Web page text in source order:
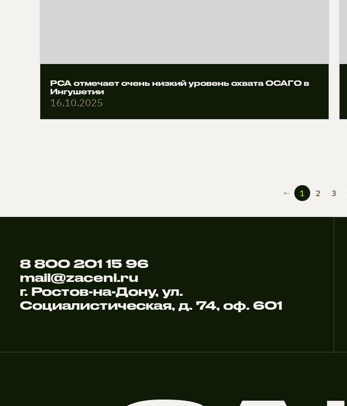
РСА отмечает очень низкий уровень охвата ОСАГО в
Ингушетии
16.10.2025
← 1 2 3
8 800 201 15 96
mail@zaceni.ru
г. Ростов-на-Дону, ул.
Социалистическая, д. 74, оф. 601